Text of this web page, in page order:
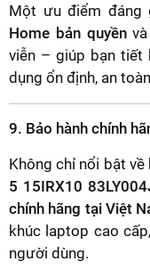
Một ưu điểm
Home bản quyền
viễn – giúp bạn tiết
dụng ổn định, an
9. Bảo hành chính
Không chỉ nổi bật về
5 15IRX10
chính hãng tại Việt
khúc laptop cao
người dùng.